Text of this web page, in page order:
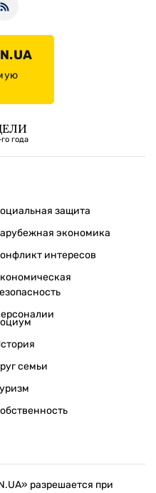
года
защита
экономика
интересов
семьи
разрешается при